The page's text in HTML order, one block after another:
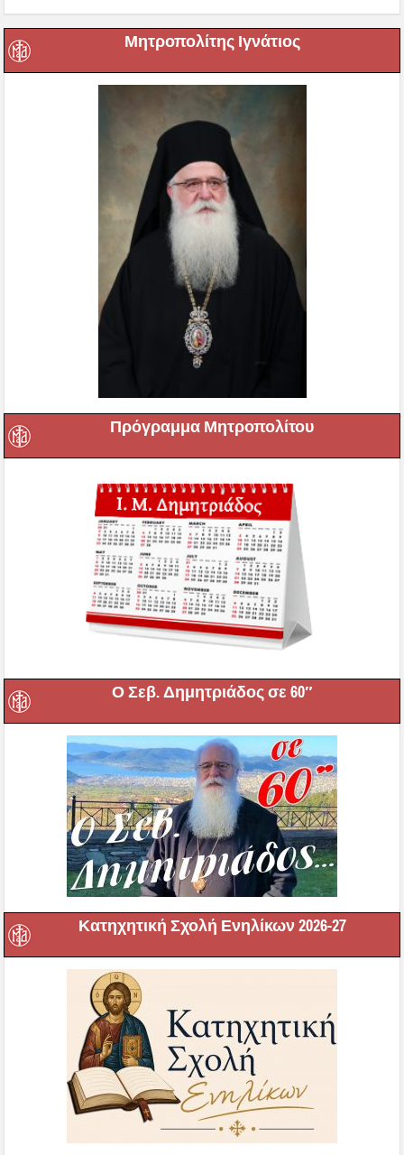
Μητροπολίτης Ιγνάτιος
Πρόγραμμα Μητροπολίτου
Ο Σεβ. Δημητριάδος σε 60″
Κατηχητική Σχολή Ενηλίκων 2026-27